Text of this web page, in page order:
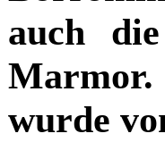
auch
Marmor.
wurde